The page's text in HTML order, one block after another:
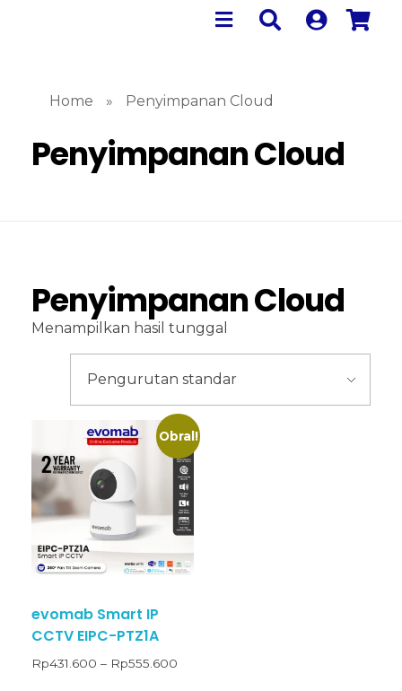
Home » Penyimpanan Cloud
Penyimpanan Cloud
Penyimpanan Cloud
Menampilkan hasil tunggal
Obral!
evomab Smart IP
CCTV EIPC-PTZ1A
Rp431.600 – Rp555.600